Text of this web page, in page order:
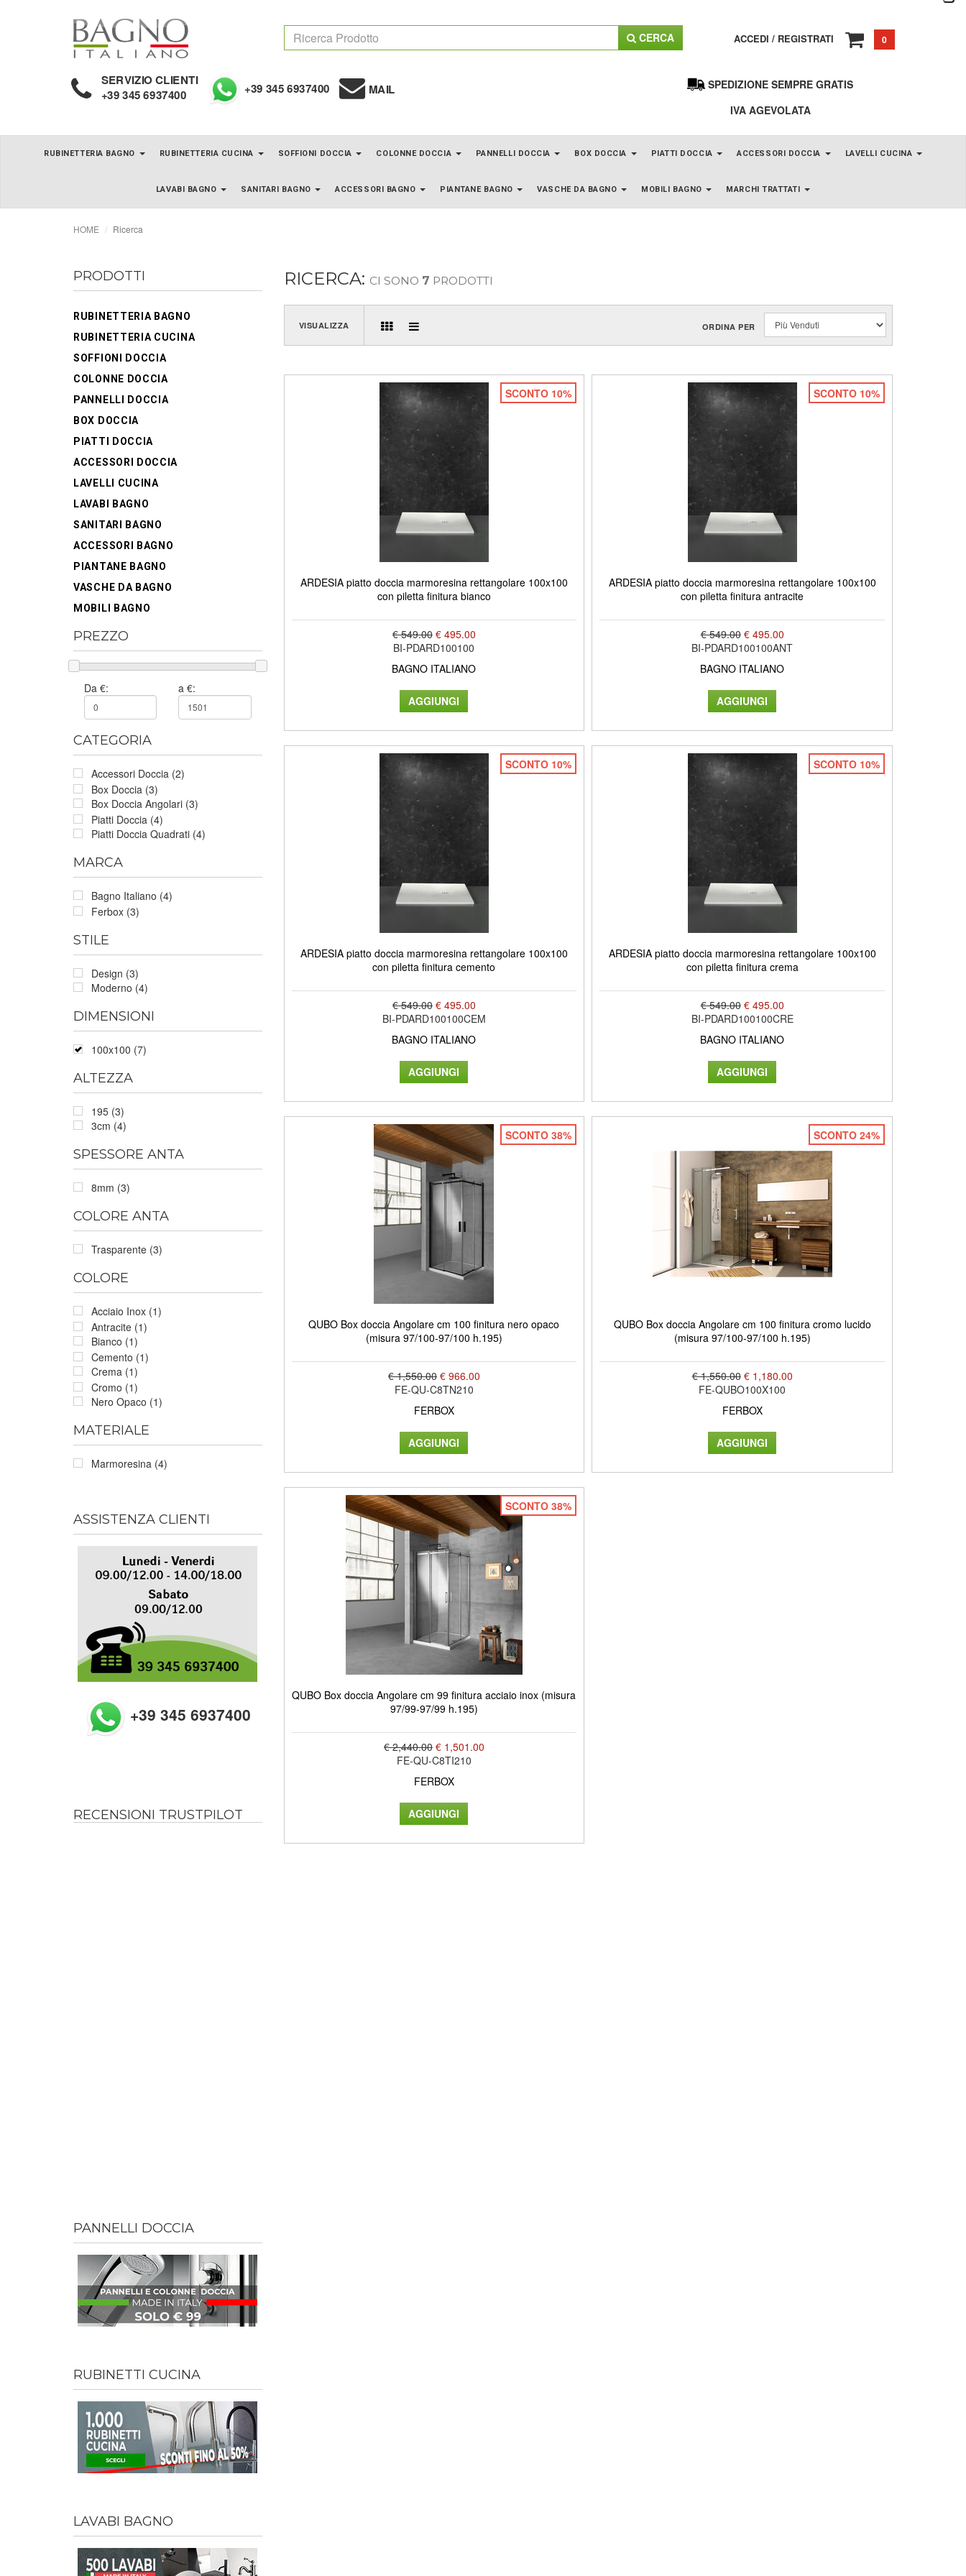
CERCA ACCEDI / REGISTRATI 0
SERVIZIO CLIENTI
+39 345 6937400 +39 345 6937400 MAIL
SPEDIZIONE SEMPRE GRATIS
IVA AGEVOLATA
RUBINETTERIA BAGNO RUBINETTERIA CUCINA SOFFIONI DOCCIA COLONNE DOCCIA PANNELLI DOCCIA BOX DOCCIA PIATTI DOCCIA ACCESSORI DOCCIA LAVELLI CUCINA
LAVABI BAGNO SANITARI BAGNO ACCESSORI BAGNO PIANTANE BAGNO VASCHE DA BAGNO MOBILI BAGNO MARCHI TRATTATI
HOME Ricerca
PRODOTTI
RUBINETTERIA BAGNO
RUBINETTERIA CUCINA
SOFFIONI DOCCIA
COLONNE DOCCIA
PANNELLI DOCCIA
BOX DOCCIA
PIATTI DOCCIA
ACCESSORI DOCCIA
LAVELLI CUCINA
LAVABI BAGNO
SANITARI BAGNO
ACCESSORI BAGNO
PIANTANE BAGNO
VASCHE DA BAGNO
MOBILI BAGNO
PREZZO
Da €: a €:
CATEGORIA
Accessori Doccia (2)
Box Doccia (3)
Box Doccia Angolari (3)
Piatti Doccia (4)
Piatti Doccia Quadrati (4)
MARCA
Bagno Italiano (4)
Ferbox (3)
STILE
Design (3)
Moderno (4)
DIMENSIONI
100x100 (7)
ALTEZZA
195 (3)
3cm (4)
SPESSORE ANTA
8mm (3)
COLORE ANTA
Trasparente (3)
COLORE
Acciaio Inox (1)
Antracite (1)
Bianco (1)
Cemento (1)
Crema (1)
Cromo (1)
Nero Opaco (1)
MATERIALE
Marmoresina (4)
ASSISTENZA CLIENTI
+39 345 6937400
RECENSIONI TRUSTPILOT
PANNELLI DOCCIA
RUBINETTI CUCINA
LAVABI BAGNO
RICERCA: CI SONO 7 PRODOTTI
VISUALIZZA ORDINA PER
SCONTO 10%
ARDESIA piatto doccia marmoresina rettangolare 100x100
con piletta finitura bianco
€ 549.00 € 495.00
BI-PDARD100100
BAGNO ITALIANO
SCONTO 10%
ARDESIA piatto doccia marmoresina rettangolare 100x100
con piletta finitura antracite
€ 549.00 € 495.00
BI-PDARD100100ANT
BAGNO ITALIANO
SCONTO 10%
ARDESIA piatto doccia marmoresina rettangolare 100x100
con piletta finitura cemento
€ 549.00 € 495.00
BI-PDARD100100CEM
BAGNO ITALIANO
SCONTO 10%
ARDESIA piatto doccia marmoresina rettangolare 100x100
con piletta finitura crema
€ 549.00 € 495.00
BI-PDARD100100CRE
BAGNO ITALIANO
SCONTO 38%
QUBO Box doccia Angolare cm 100 finitura nero opaco
(misura 97/100-97/100 h.195)
€ 1,550.00 € 966.00
FE-QU-C8TN210
FERBOX
SCONTO 24%
QUBO Box doccia Angolare cm 100 finitura cromo lucido
(misura 97/100-97/100 h.195)
€ 1,550.00 € 1,180.00
FE-QUBO100X100
FERBOX
SCONTO 38%
QUBO Box doccia Angolare cm 99 finitura acciaio inox (misura
97/99-97/99 h.195)
€ 2,440.00 € 1,501.00
FE-QU-C8TI210
FERBOX